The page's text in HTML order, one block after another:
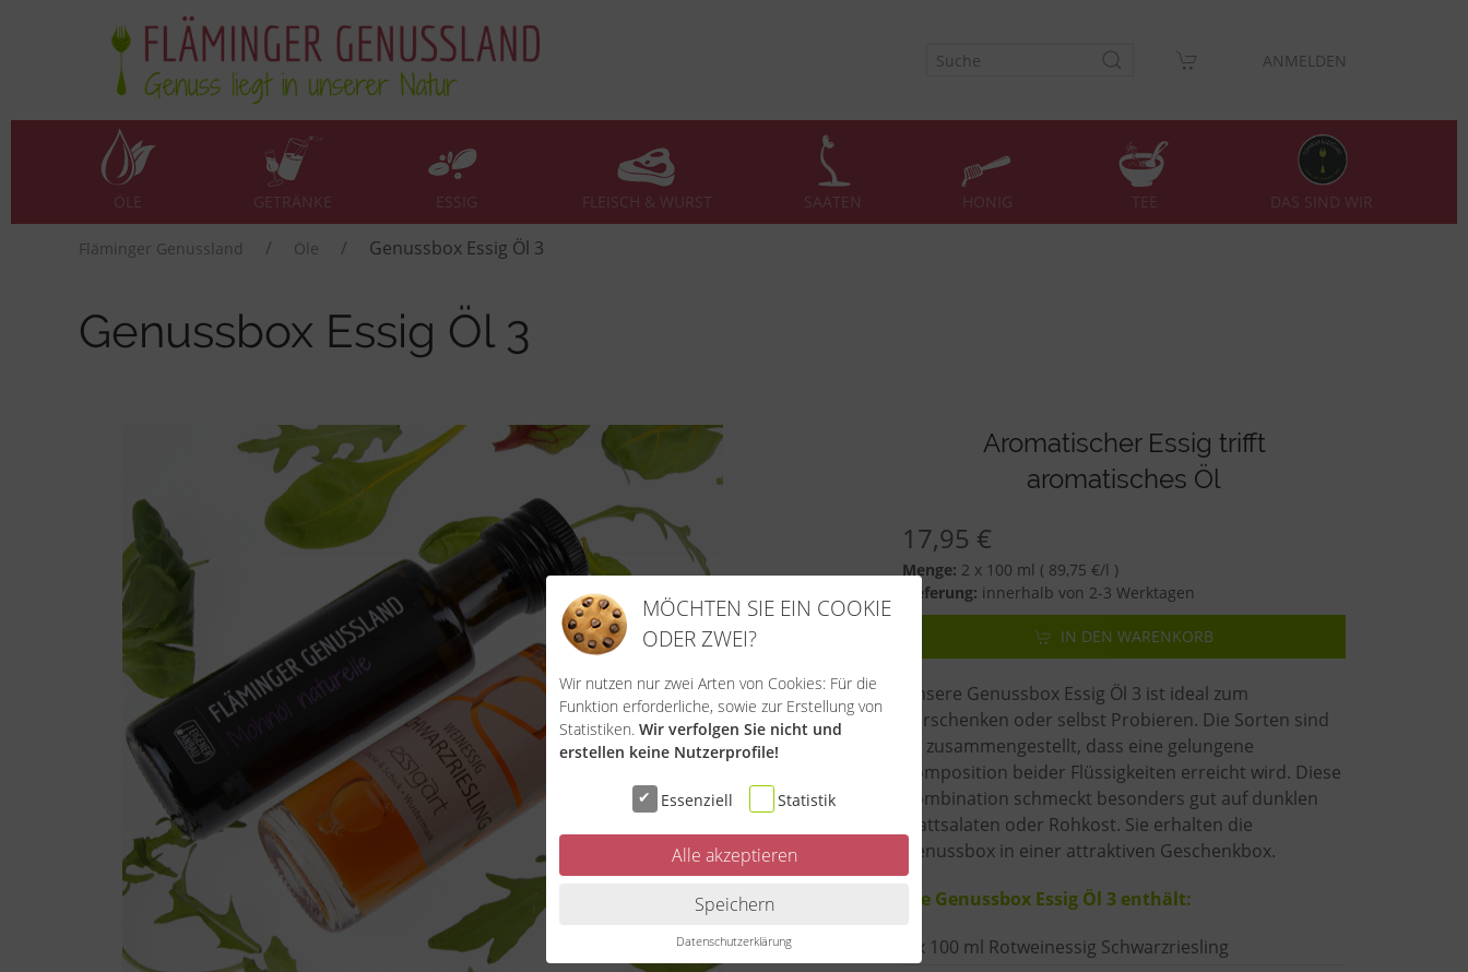
ANMELDEN
ÖLE GETRÄNKE ESSIG FLEISCH & WURST SAATEN HONIG TEE DAS SIND WIR
Fläminger Genussland Öle Genussbox Essig Öl 3
Genussbox Essig Öl 3
Aromatischer Essig trifft
aromatisches Öl
17,95 €
Menge: 2 x 100 ml ( 89,75 €/l )
Lieferung: innerhalb von 2-3 Werktagen
IN DEN WARENKORB
Unsere Genussbox Essig Öl 3 ist ideal zum
Verschenken oder selbst Probieren. Die Sorten sind
so zusammengestellt, dass eine gelungene
Komposition beider Flüssigkeiten erreicht wird. Diese
Kombination schmeckt besonders gut auf dunklen
Blattsalaten oder Rohkost. Sie erhalten die
Genussbox in einer attraktiven Geschenkbox.
Die Genussbox Essig Öl 3 enthält:
1 x 100 ml Rotweinessig Schwarzriesling
MÖCHTEN SIE EIN COOKIE
ODER ZWEI?
Wir nutzen nur zwei Arten von Cookies: Für die
Funktion erforderliche, sowie zur Erstellung von
Statistiken. Wir verfolgen Sie nicht und
erstellen keine Nutzerprofile!
Essenziell Statistik
Alle akzeptieren
Speichern
Datenschutzerklärung